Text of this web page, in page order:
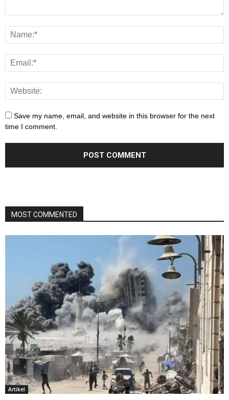
Save my name, email, and website in this browser for the next
time I comment.
MOST COMMENTED
Artikel